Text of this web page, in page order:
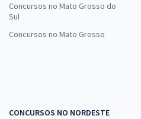
Concursos no Mato Grosso do
Sul
Concursos no Mato Grosso
CONCURSOS NO NORDESTE